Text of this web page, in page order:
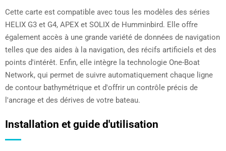
Cette carte est compatible avec tous les modèles des séries
HELIX G3 et G4, APEX et SOLIX de Humminbird. Elle offre
également accès à une grande variété de données de navigation
telles que des aides à la navigation, des récifs artificiels et des
points d'intérêt. Enfin, elle intègre la technologie One-Boat
Network, qui permet de suivre automatiquement chaque ligne
de contour bathymétrique et d'offrir un contrôle précis de
l'ancrage et des dérives de votre bateau.
Installation et guide d'utilisation